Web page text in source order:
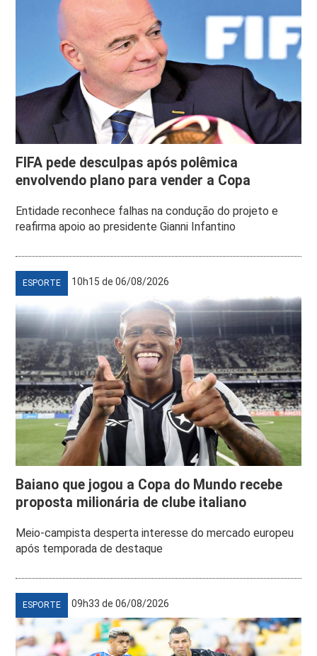
FIFA pede desculpas após polêmica
envolvendo plano para vender a Copa
Entidade reconhece falhas na condução do projeto e
reafirma apoio ao presidente Gianni Infantino
ESPORTE 10h15 de 06/08/2026
Baiano que jogou a Copa do Mundo recebe
proposta milionária de clube italiano
Meio-campista desperta interesse do mercado europeu
após temporada de destaque
ESPORTE 09h33 de 06/08/2026